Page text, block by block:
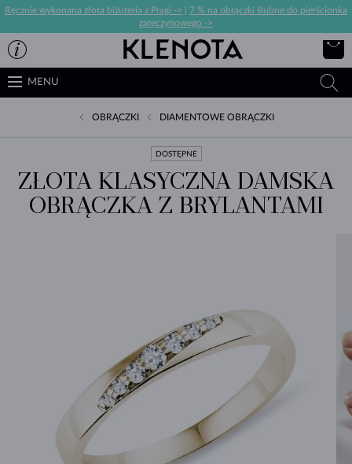
Ręcznie wykonana złota biżuteria z Pragi ->
7 % na obrączki ślubne do pierścionka
zaręczynowego ->
MENU
OBRĄCZKI DIAMENTOWE OBRĄCZKI
DOSTĘPNE
ZŁOTA KLASYCZNA DAMSKA
OBRĄCZKA Z BRYLANTAMI